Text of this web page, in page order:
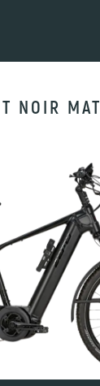
NOIR MAT